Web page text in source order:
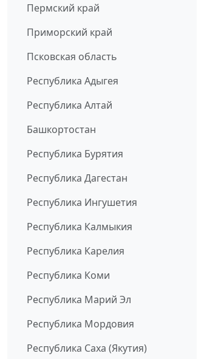
Пермский край
Приморский край
Псковская область
Республика Адыгея
Республика Алтай
Башкортостан
Республика Бурятия
Республика Дагестан
Республика Ингушетия
Республика Калмыкия
Республика Карелия
Республика Коми
Республика Марий Эл
Республика Мордовия
Республика Саха (Якутия)